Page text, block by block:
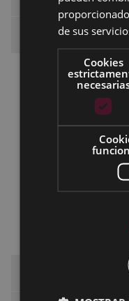
Carta de Servicios
Servicios
Compromisos
Deberes de las
Vías de
Vías de
Normativa
Educación en
de sus
Cookies